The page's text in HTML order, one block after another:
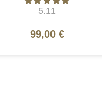
5.11
99,00 €